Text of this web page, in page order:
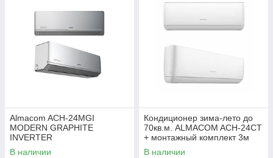
Almacom ACH-24MGI
MODERN GRAPHITE
INVERTER
В наличии
Кондиционер зима-лето до
70кв.м. ALMACOM ACH-24CT
+ монтажный комплект 3м
В наличии